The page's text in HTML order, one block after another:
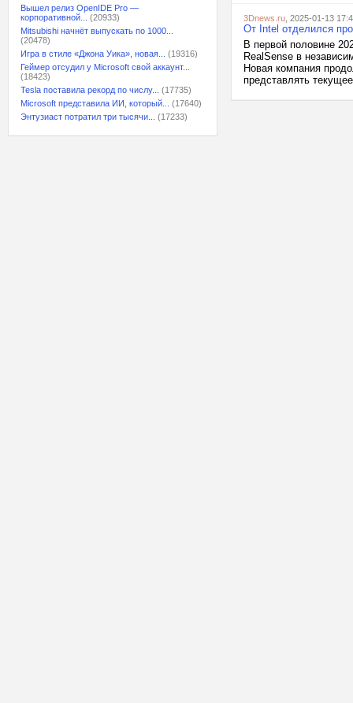
Вышел релиз OpenIDE Pro —
корпоративной...
(20933)
Mitsubishi начнёт выпускать по 1000...
(20478)
Игра в стиле «Джона Уика», новая...
(19316)
Геймер отсудил у Microsoft свой аккаунт...
(18423)
Tesla поставила рекорд по числу...
(17735)
Microsoft представила ИИ, который...
(17640)
Энтузиаст потратил три тысячи...
(17233)
3Dnews.ru , 2025-01-13
От Intel отделился
В первой половине
RealSense в
Новая компания
представлять